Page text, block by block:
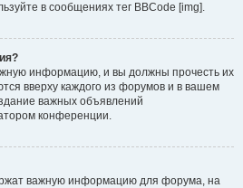
в сообщениях тег BBCode [img].
информацию, и вы должны прочесть их
вверху каждого из форумов и в вашем
важных объявлений
конференции.
важную информацию для форума, на